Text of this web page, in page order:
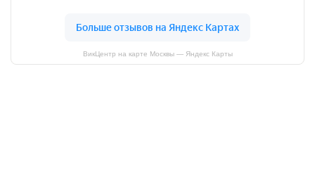
ВикЦентр на карте Москвы — Яндекс Карты